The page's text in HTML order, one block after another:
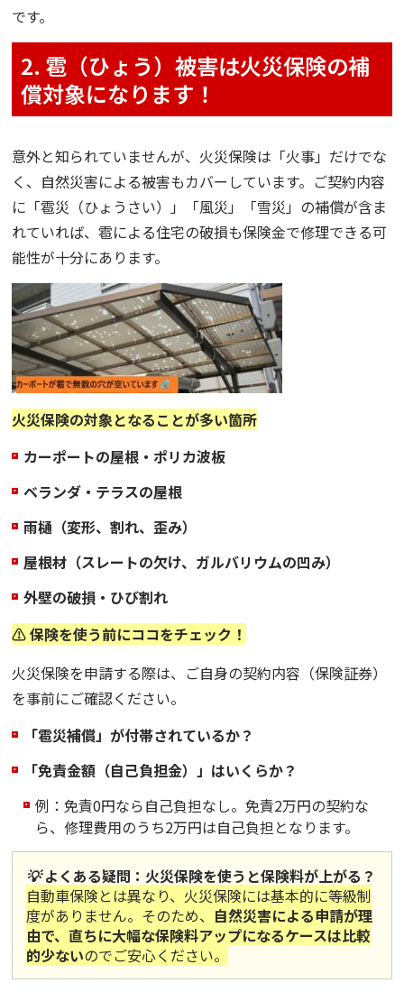
です。
2. 雹（ひょう）被害は火災保険の補
償対象になります！
意外と知られていませんが、火災保険は「火事」だけでな
く、自然災害による被害もカバーしています。ご契約内容
に「雹災（ひょうさい）」「風災」「雪災」の補償が含ま
れていれば、雹による住宅の破損も保険金で修理できる可
能性が十分にあります。
火災保険の対象となることが多い箇所
カーポートの屋根・ポリカ波板
ベランダ・テラスの屋根
雨樋（変形、割れ、歪み）
屋根材（スレートの欠け、ガルバリウムの凹み）
外壁の破損・ひび割れ
⚠️ 保険を使う前にココをチェック！
火災保険を申請する際は、ご自身の契約内容（保険証券）
を事前にご確認ください。
「雹災補償」が付帯されているか？
「免責金額（自己負担金）」はいくらか？
例：免責0円なら自己負担なし。免責2万円の契約な
ら、修理費用のうち2万円は自己負担となります。
💡 よくある疑問：火災保険を使うと保険料が上がる？
自動車保険とは異なり、火災保険には基本的に等級制
度がありません。 そのため、 自然災害による申請が理
由で、直ちに大幅な保険料アップになるケースは比較
的少ないのでご安心ください。